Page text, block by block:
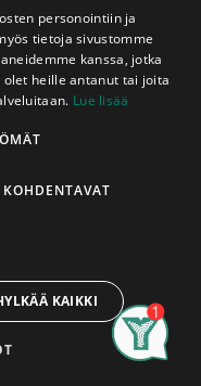
Account
32,50
mm
28,80€
personointiin ja
tietoja sivustomme
kanssa, jotka
heille antanut tai joita
Lue lisää
KOHDENTAVAT
KAIKKI